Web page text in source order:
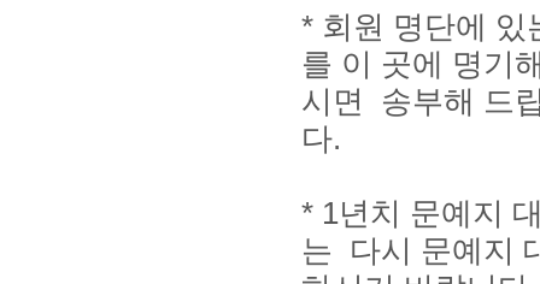
* 회원 명단에 있
를 이 곳에 명기
시면 송부해 드
다.
* 1년치 문예지
는 다시 문예지